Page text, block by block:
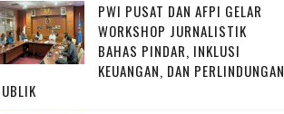
PWI PUSAT DAN AFPI GELAR
WORKSHOP JURNALISTIK
BAHAS PINDAR, INKLUSI
KEUANGAN, DAN PERLINDUNGAN